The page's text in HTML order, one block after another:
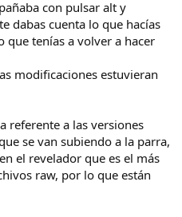
nunca os habeis planteado
el pago de una licencia? Yo
con pulsar alt y
dabas cuenta lo que hacías
que tenías a volver a hacer
modificaciones estuvieran
referente a las versiones
se van subiendo a la parra,
el revelador que es el más
raw, por lo que están